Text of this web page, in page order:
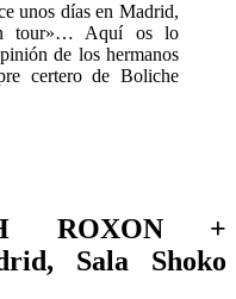
unos días en Madrid,
tour»… Aquí os lo
de los hermanos
certero de Boliche
ROXON +
Sala Shoko